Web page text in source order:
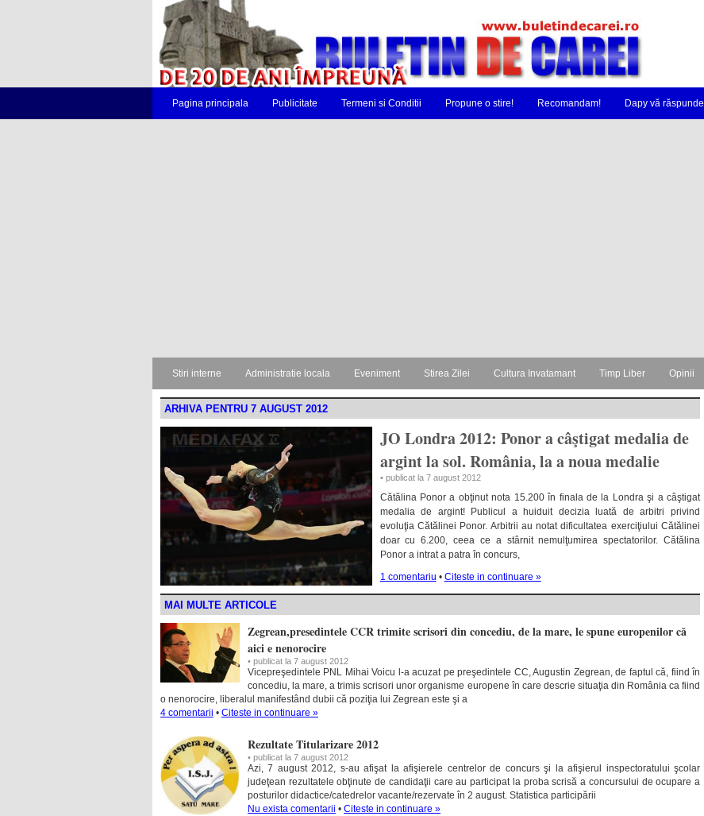
Pagina principala Publicitate Termeni si Conditii Propune o stire! Recomandam! Dapy vă răspunde
Stiri interne Administratie locala Eveniment Stirea Zilei Cultura Invatamant Timp Liber Opinii
ARHIVA PENTRU 7 AUGUST 2012
JO Londra 2012: Ponor a câştigat medalia de
argint la sol. România, la a noua medalie
• publicat la 7 august 2012
Cătălina Ponor a obţinut nota 15.200 în finala de la Londra şi a câştigat
medalia de argint! Publicul a huiduit decizia luată de arbitri privind
evoluţia Cătălinei Ponor. Arbitrii au notat dificultatea exerciţiului Cătălinei
doar cu 6.200, ceea ce a stârnit nemulţumirea spectatorilor. Cătălina
Ponor a intrat a patra în concurs,
1 comentariu • Citeste in continuare »
MAI MULTE ARTICOLE
Zegrean,presedintele CCR trimite scrisori din concediu, de la mare, le spune europenilor că
aici e nenorocire
• publicat la 7 august 2012
Vicepreşedintele PNL Mihai Voicu l-a acuzat pe preşedintele CC, Augustin Zegrean, de faptul că, fiind în
concediu, la mare, a trimis scrisori unor organisme europene în care descrie situaţia din România ca fiind
o nenorocire, liberalul manifestând dubii că poziţia lui Zegrean este şi a
4 comentarii • Citeste in continuare »
Rezultate Titularizare 2012
• publicat la 7 august 2012
Azi, 7 august 2012, s-au afişat la afişierele centrelor de concurs şi la afişierul inspectoratului şcolar
judeţean rezultatele obţinute de candidaţii care au participat la proba scrisă a concursului de ocupare a
posturilor didactice/catedrelor vacante/rezervate în 2 august. Statistica participării
Nu exista comentarii • Citeste in continuare »